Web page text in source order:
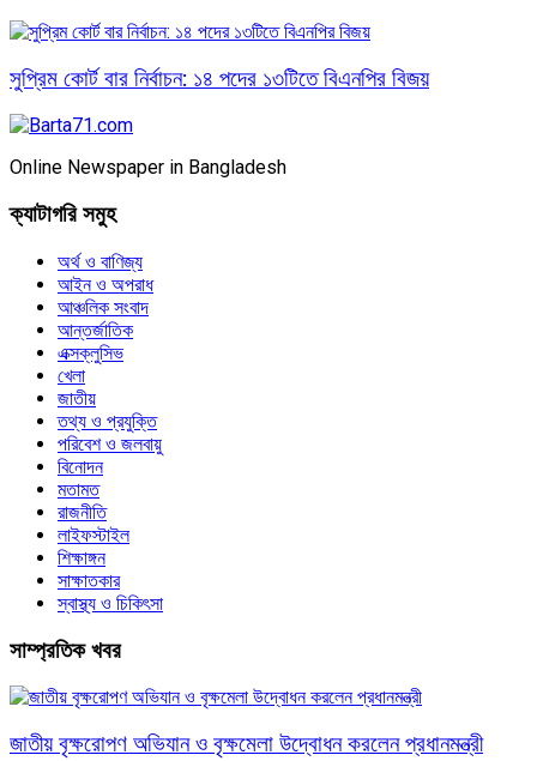
সুপ্রিম কোর্ট বার নির্বাচন: ১৪ পদের ১৩টিতে বিএনপির বিজয়
Online Newspaper in Bangladesh
ক্যাটাগরি সমুহ
অর্থ ও বাণিজ্য
আইন ও অপরাধ
আঞ্চলিক সংবাদ
আন্তর্জাতিক
এক্সক্লুসিভ
খেলা
জাতীয়
তথ্য ও প্রযুক্তি
পরিবেশ ও জলবায়ু
বিনোদন
মতামত
রাজনীতি
লাইফস্টাইল
শিক্ষাঙ্গন
সাক্ষাতকার
স্বাস্থ্য ও চিকিৎসা
সাম্প্রতিক খবর
জাতীয় বৃক্ষরোপণ অভিযান ও বৃক্ষমেলা উদ্বোধন করলেন প্রধানমন্ত্রী